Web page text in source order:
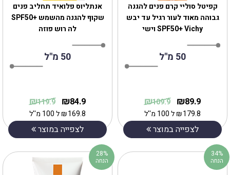
אנתליוס פלואיד תחליב פנים
שקוף להגנה מהשמש +SPF50
לה רוש פוזה
50 מ"ל
84.9
₪
119.9
₪
169.8
₪ל 100 מ''ל
לצפייה במוצר
קפיטל סוליי קרם פנים להגנה
גבוהה מאוד לעור רגיל עד יבש
SPF50+ Vichy וישי
50 מ"ל
89.9
₪
109.9
₪
179.8
₪ל 100 מ''ל
לצפייה במוצר
28%
הנחה
34%
הנחה